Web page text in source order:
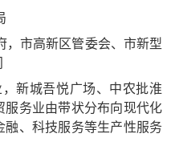
，市高新区管委会、市新型
新城吾悦广场、中农批淮
务业由带状分布向现代化
融、科技服务等生产性服务